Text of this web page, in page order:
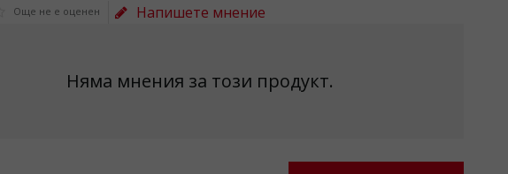
Още не е оценен Напишете мнение
Няма мнения за този продукт.